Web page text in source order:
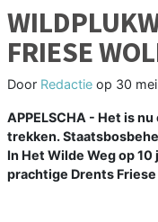
FRIESE
Door Redactie op 30
APPELSCHA - Het is
trekken.
In Het Wilde Weg op
prachtige Drents Friese